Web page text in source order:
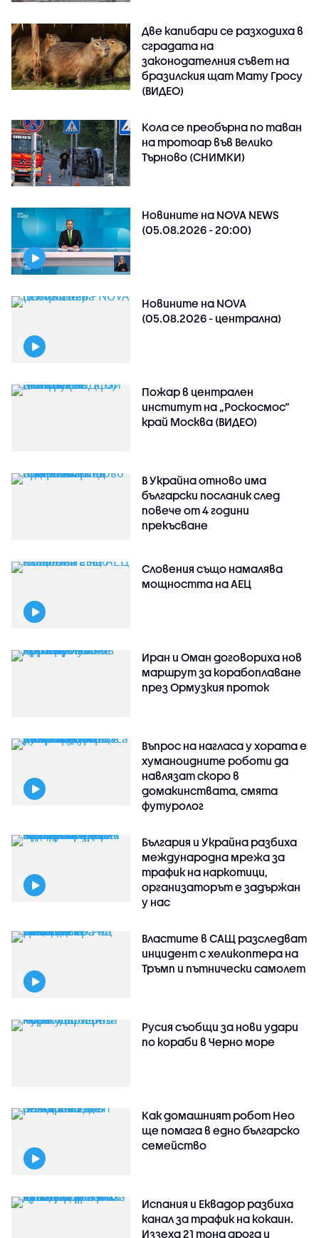
Две капибари се разходиха в
сградата на
законодателния съвет на
бразилския щат Мату Гросу
(ВИДЕО)
Кола се преобърна по таван
на тротоар във Велико
Търново (СНИМКИ)
Новините на NOVA NEWS
(05.08.2026 - 20:00)
Новините на NOVA
(05.08.2026 - централна)
Пожар в централен
институт на „Роскосмос“
край Москва (ВИДЕО)
В Украйна отново има
български посланик след
повече от 4 години
прекъсване
Словения също намалява
мощността на АЕЦ
Иран и Оман договориха нов
маршрут за корабоплаване
през Ормузкия проток
Въпрос на нагласа у хората е
хуманоидните роботи да
навлязат скоро в
домакинствата, смята
футуролог
България и Украйна разбиха
международна мрежа за
трафик на наркотици,
организаторът е задържан
у нас
Властите в САЩ разследват
инцидент с хеликоптера на
Тръмп и пътнически самолет
Русия съобщи за нови удари
по кораби в Черно море
Как домашният робот Нео
ще помага в едно българско
семейство
Испания и Еквадор разбиха
канал за трафик на кокаин.
Иззеха 21 тона дрога и